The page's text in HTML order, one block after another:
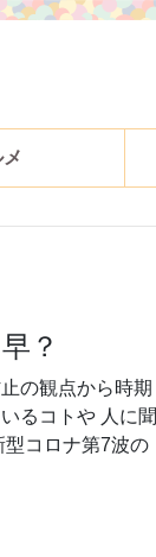
？
の観点から時期
るコトや 人に聞
型コロナ第7波の